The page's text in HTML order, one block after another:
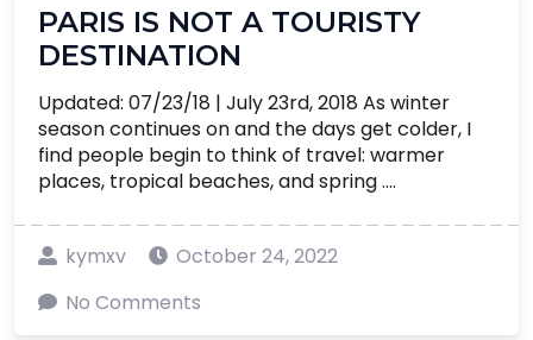
PARIS IS NOT A TOURISTY
DESTINATION
Updated: 07/23/18 | July 23rd, 2018 As winter
season continues on and the days get colder, I
find people begin to think of travel: warmer
places, tropical beaches, and spring ....
kymxv
October 24, 2022
No Comments